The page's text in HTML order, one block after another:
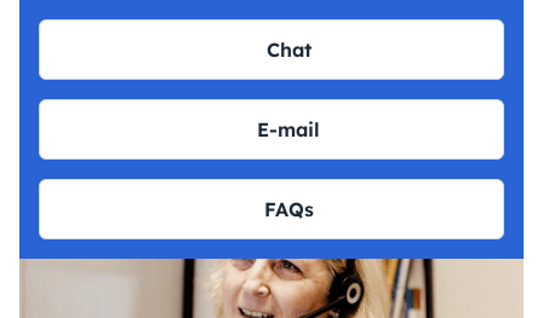
Chat
E-mail
FAQs